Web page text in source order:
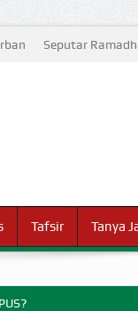
Seputar
Tafsir Tanya